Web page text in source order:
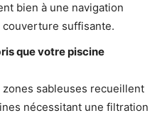
bien à une navigation
suffisante.
que votre piscine
sableuses recueillent
nécessitant une filtration